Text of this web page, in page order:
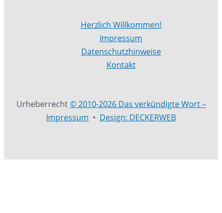
Herzlich Willkommen!
Impressum
Datenschutzhinweise
Kontakt
Urheberrecht© 2010-2026 Das verkündigte Wort –
Impressum • Design: DECKERWEB